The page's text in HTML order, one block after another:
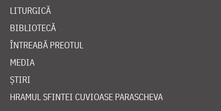
LITURGICĂ
BIBLIOTECĂ
ÎNTREABĂ PREOTUL
MEDIA
ȘTIRI
HRAMUL SFINTEI CUVIOASE PARASCHEVA